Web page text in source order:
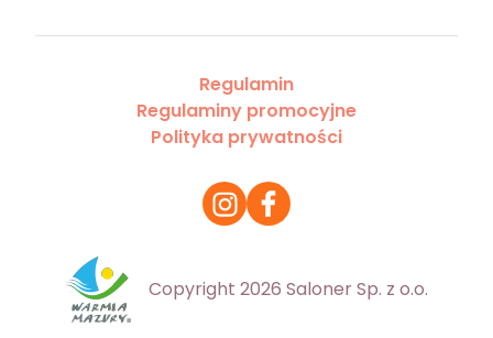
Regulamin
Regulaminy promocyjne
Polityka prywatności
Copyright 2026 Saloner Sp. z o.o.